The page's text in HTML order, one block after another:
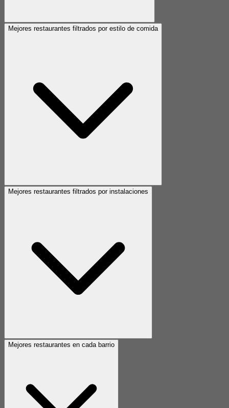
Mejores restaurantes filtrados por estilo de comida
Mejores restaurantes filtrados por instalaciones
Mejores restaurantes en cada barrio